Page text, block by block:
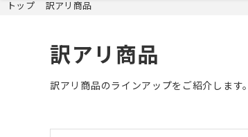
トップ 訳アリ商品
訳アリ商品
訳アリ商品のラインアップをご紹介します。